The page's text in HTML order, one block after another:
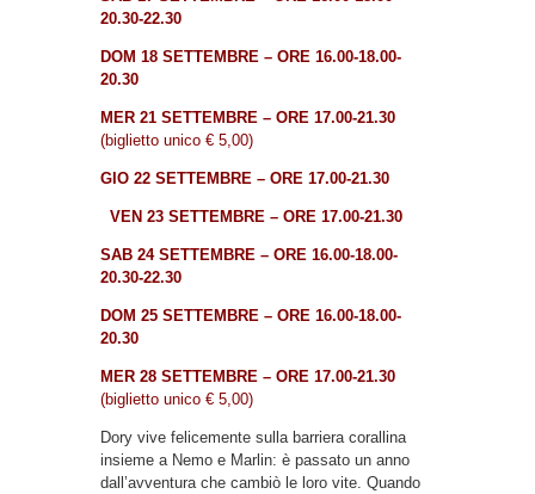
20.30-22.30
DOM 18 SETTEMBRE – ORE 16.00-18.00-
20.30
MER 21 SETTEMBRE – ORE 17.00-21.30
(biglietto unico € 5,00)
GIO 22 SETTEMBRE – ORE 17.00-21.30
VEN 23 SETTEMBRE – ORE 17.00-21.30
SAB 24 SETTEMBRE – ORE 16.00-18.00-
20.30-22.30
DOM 25 SETTEMBRE – ORE 16.00-18.00-
20.30
MER 28 SETTEMBRE – ORE 17.00-21.30
(biglietto unico € 5,00)
Dory vive felicemente sulla barriera corallina
insieme a Nemo e Marlin: è passato un anno
dall’avventura che cambiò le loro vite. Quando